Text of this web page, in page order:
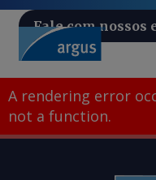
Fale com nossos
A rendering error
not a function.